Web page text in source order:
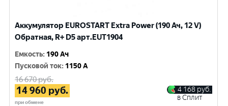
Аккумулятор EUROSTART Extra Power (190 Ач, 12 V)
Обратная, R+ D5 арт.EUT1904
Емкость: 190 Ач
Пусковой ток: 1150 A
16 670руб.
14 960 руб.
при обмене
4 168 руб.
в Сплит